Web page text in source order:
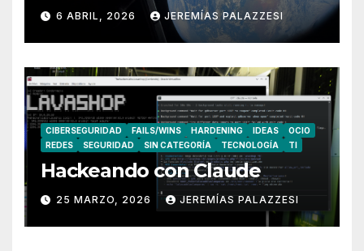
6 ABRIL, 2026 JEREMÍAS PALAZZESI
CIBERSEGURIDAD FAILS/WINS HARDENING IDEAS
OCIO
REDES
SEGURIDAD SIN CATEGORÍA TECNOLOGÍA TI
Hackeando con Claude
25 MARZO, 2026 JEREMÍAS PALAZZESI